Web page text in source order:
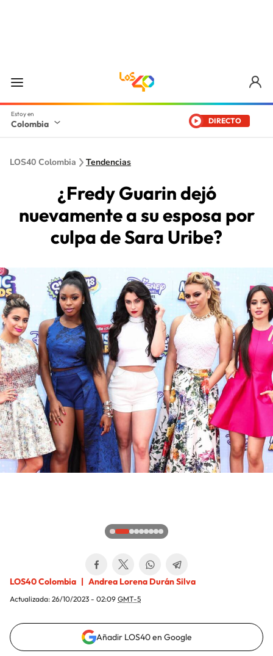
Colombia DIRECTO
LOS40 Colombia Tendencias
¿Fredy Guarin dejó
nuevamente a su esposa por
culpa de Sara Uribe?
LOS40 Colombia Andrea Lorena Durán Silva
Actualizada: 26/10/2023 - 02:09 GMT-5
Añadir LOS40 en Google